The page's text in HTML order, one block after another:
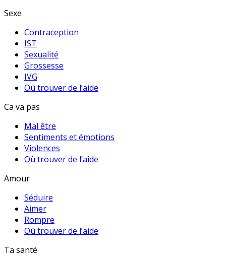
Sexe
Contraception
IST
Sexualité
Grossesse
IVG
Où trouver de l’aide
Ca va pas
Mal être
Sentiments et émotions
Violences
Où trouver de l’aide
Amour
Séduire
Aimer
Rompre
Où trouver de l’aide
Ta santé